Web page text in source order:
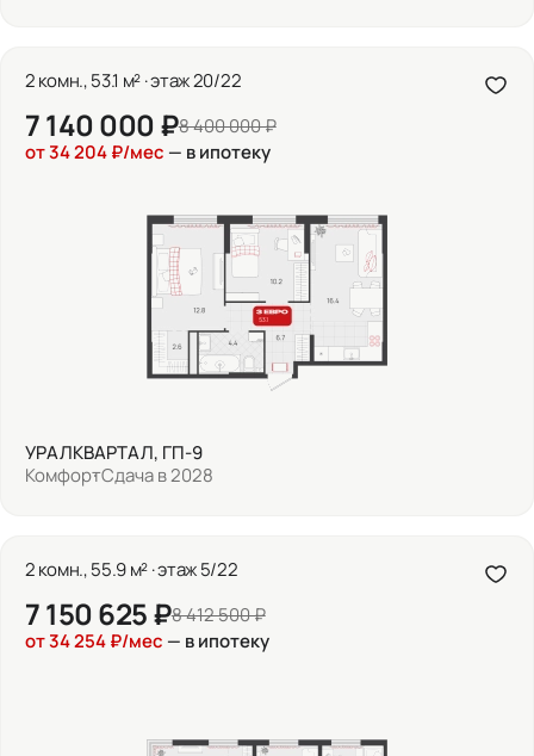
2 комн., 53.1 м² · этаж 20/22
7 140 000 ₽8 400 000 ₽
от 34 204 ₽/мес — в ипотеку
УРАЛКВАРТАЛ, ГП-9
КомфортСдача в 2028
2 комн., 55.9 м² · этаж 5/22
7 150 625 ₽8 412 500 ₽
от 34 254 ₽/мес — в ипотеку